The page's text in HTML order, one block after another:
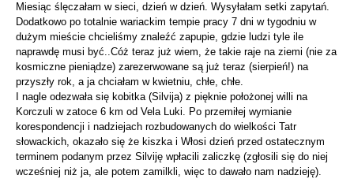
Miesiąc ślęczałam w sieci, dzień w dzień. Wysyłałam setki zapytań.
Dodatkowo po totalnie wariackim tempie pracy 7 dni w tygodniu w
dużym mieście chcieliśmy znaleźć zapupie, gdzie ludzi tyle ile
naprawdę musi być..Cóż teraz już wiem, że takie raje na ziemi (nie za
kosmiczne pieniądze) zarezerwowane są już teraz (sierpień!) na
przyszły rok, a ja chciałam w kwietniu, chłe, chłe.
I nagle odezwała się kobitka (Silvija) z pięknie położonej willi na
Korczuli w zatoce 6 km od Vela Luki. Po przemiłej wymianie
korespondencji i nadziejach rozbudowanych do wielkości Tatr
słowackich, okazało się że kiszka i Włosi dzień przed ostatecznym
terminem podanym przez Silviję wpłacili zaliczkę (zgłosili się do niej
wcześniej niż ja, ale potem zamilkli, więc to dawało nam nadzieję).